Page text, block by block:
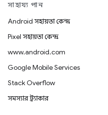
সাহায্য পান
Android সহায়তা কেন্দ্র
Pixel সহায়তা কেন্দ্র
www.android.com
Google Mobile Services
Stack Overflow
সমস্যার ট্র্যাকার